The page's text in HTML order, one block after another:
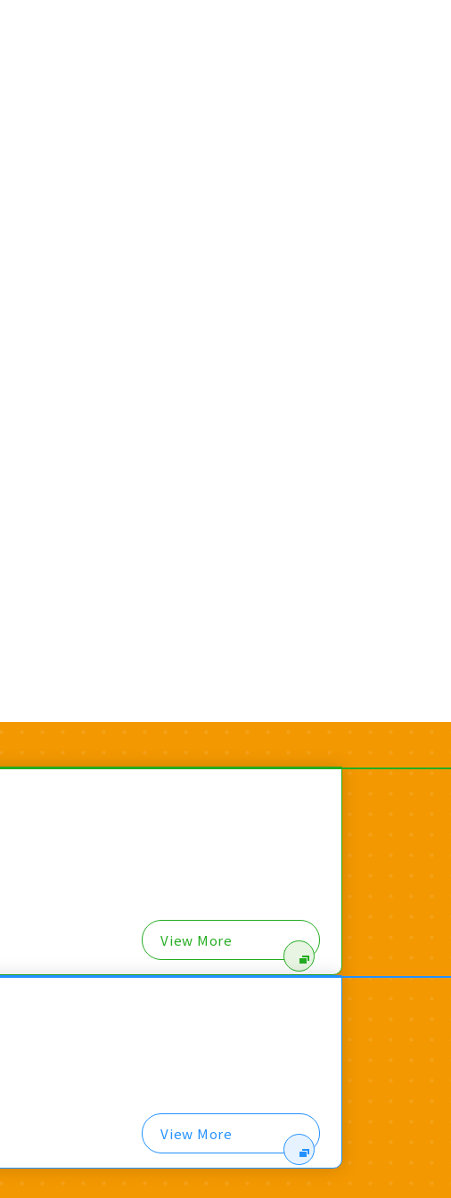
View More
View More